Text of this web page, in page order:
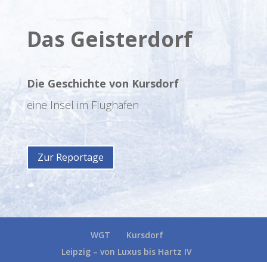
Das Geisterdorf
Die Geschichte von Kursdorf
eine Insel im Flughafen
Zur Reportage
WGT
Kursdorf
Leipzig – von Luxus bis Hartz IV